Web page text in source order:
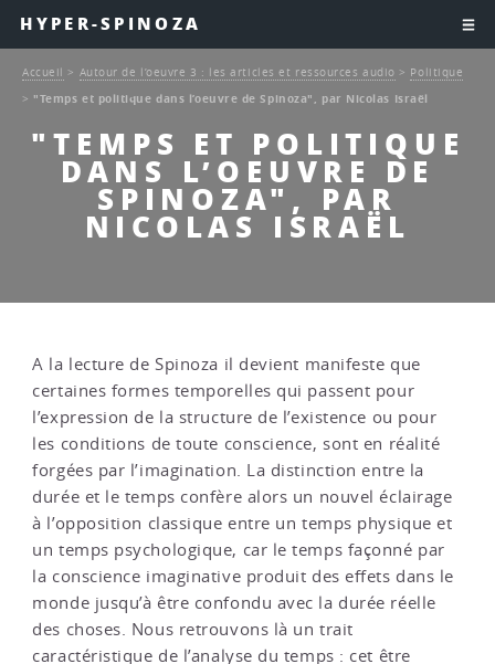
HYPER-SPINOZA
"TEMPS ET POLITIQUE
DANS L’OEUVRE DE
SPINOZA", PAR
NICOLAS ISRAËL
Accueil > Autour de l’oeuvre 3 : les articles et ressources audio > Politique
> "Temps et politique dans l’oeuvre de Spinoza", par Nicolas Israël
A la lecture de Spinoza il devient manifeste que
certaines formes temporelles qui passent pour
l’expression de la structure de l’existence ou pour
les conditions de toute conscience, sont en réalité
forgées par l’imagination. La distinction entre la
durée et le temps confère alors un nouvel éclairage
à l’opposition classique entre un temps physique et
un temps psychologique, car le temps façonné par
la conscience imaginative produit des effets dans le
monde jusqu’à être confondu avec la durée réelle
des choses. Nous retrouvons là un trait
caractéristique de l’analyse du temps : cet être